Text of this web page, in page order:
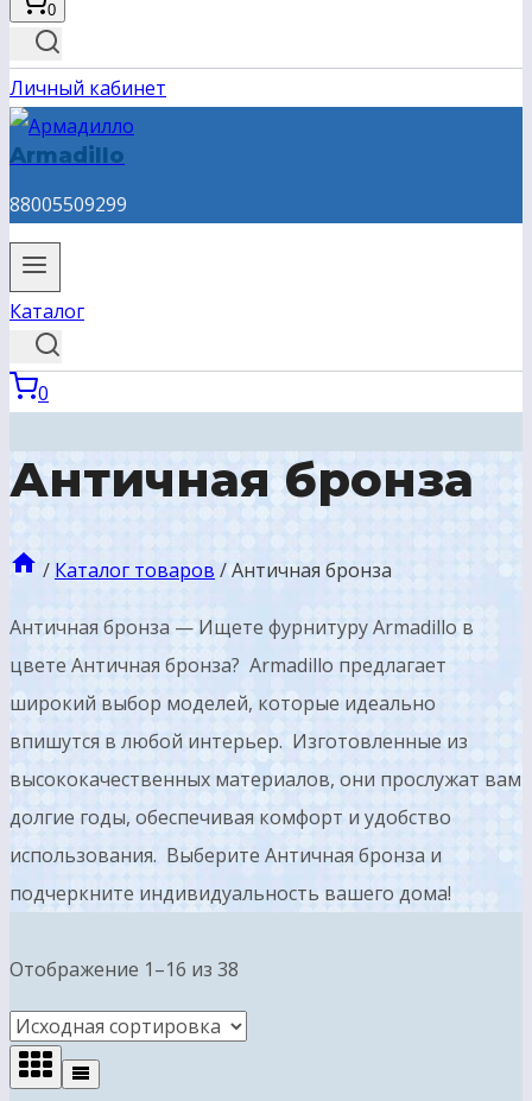
0
Личный кабинет
Armadillo
88005509299
Каталог
0
Античная бронза
/ Каталог товаров /Античная бронза
Античная бронза — Ищете фурнитуру Armadillo в
цвете Античная бронза? Armadillo предлагает
широкий выбор моделей, которые идеально
впишутся в любой интерьер. Изготовленные из
высококачественных материалов, они прослужат вам
долгие годы, обеспечивая комфорт и удобство
использования. Выберите Античная бронза и
подчеркните индивидуальность вашего дома!
Отображение 1–16 из 38